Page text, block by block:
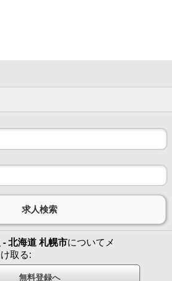
北海道 札幌市についてメ
取る: